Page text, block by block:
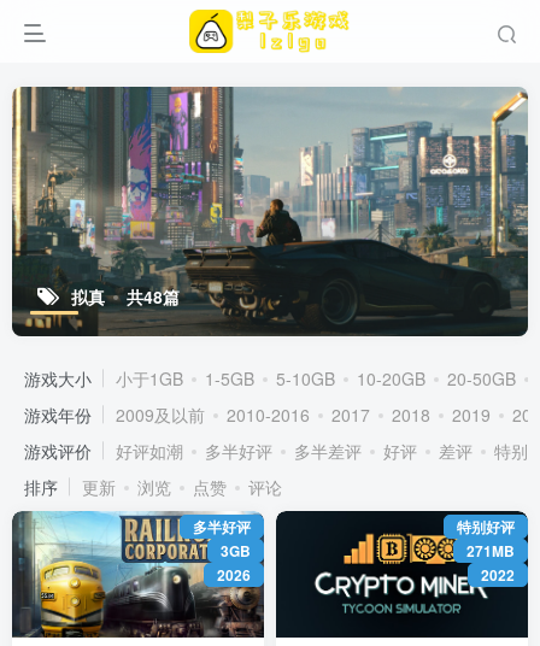
拟真 共48篇
游戏大小 小于1GB 1-5GB 5-10GB 10-20GB 20-50GB
游戏年份
2009及以前 2010-2016 2017 2018 2019
游戏评价
好评如潮 多半好评 多半差评 好评 差评
特别
排序
更新 浏览 点赞 评论
多半好评
3GB
2026
特别好评
271MB
2022